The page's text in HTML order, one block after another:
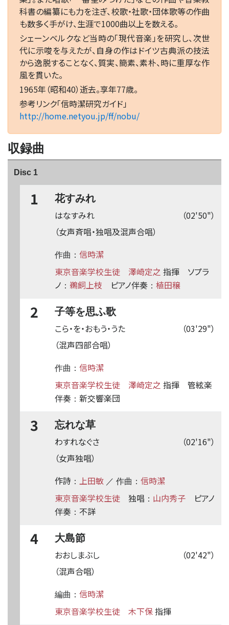
科書の編纂にも力を注ぎ、校歌・社歌・団体歌等の作曲
も数多く手がけ、生涯で1000曲以上を数える。
シェーンベルクなど当時の「現代音楽」を研究し、次世
代に示唆を与えたが、自身の作はドイツ古典派の技法
から逸脱することなく、質実、簡素、素朴、時に重厚な作
風を貫いた。
1965年（昭和40）逝去。享年77歳。
参考リンク「信時潔研究ガイド」
http://home.netyou.jp/ff/nobu/
収録曲
Disc 1
1 花すみれ
（02'50"）
はなすみれ
（女声斉唱・独唱及混声合唱）
作曲： 信時潔
東京音楽学校生徒
澤崎定之 指揮
ソプラ
ノ ： 鵜飼上枝 ピアノ伴奏 ： 植田穣
2 子等を思ふ歌
（03'29"）
こら・を・おもう・うた
（混声四部合唱）
作曲： 信時潔
東京音楽学校生徒
澤崎定之 指揮
管絃楽
伴奏 ： 新交響楽団
3 忘れな草
（02'16"）
わすれなぐさ
（女声独唱）
作詩 ： 上田敏 ／ 作曲： 信時潔
東京音楽学校生徒
独唱 ： 山内秀子
ピアノ
伴奏 ： 不詳
4 大島節
（02'42"）
おおしまぶし
（混声合唱）
編曲： 信時潔
東京音楽学校生徒
木下保指揮